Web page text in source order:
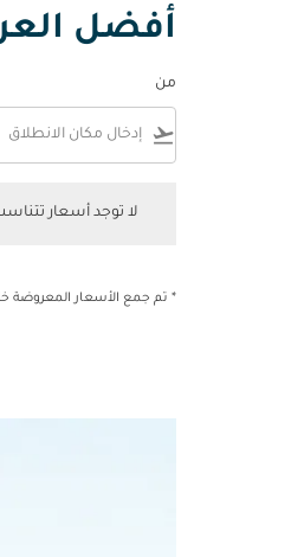
أفضل
من
flight_takeoff
لا توجد أسعار
* تم جمع الأسعار المعروضة خلال آخر 48 ساعة وقد لا تكون